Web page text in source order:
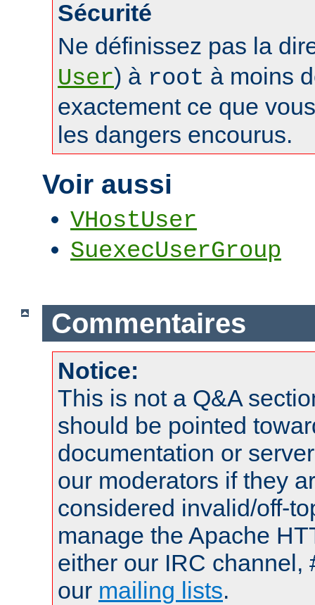
Sécurité
Ne définissez pas la
User) à root à moins
exactement ce que
les dangers encourus.
Voir aussi
VHostUser
SuexecUserGroup
Commentaires
Notice:
This is not a Q&A
should be pointed
documentation or
our moderators if they
considered invalid/off-
manage the Apache
either our IRC channel,
our mailing lists.